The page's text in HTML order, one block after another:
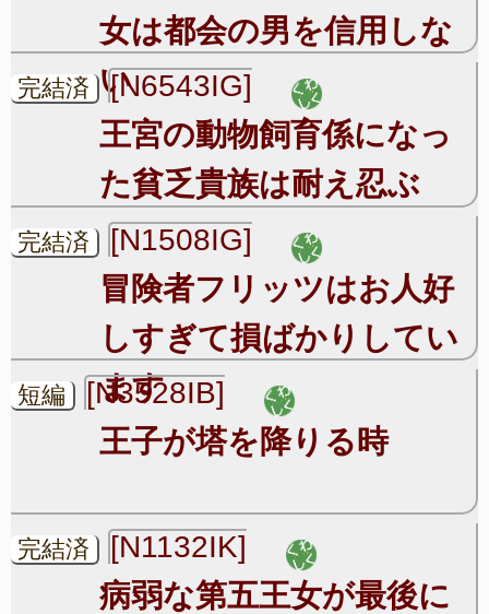
女は都会の男を信用しな
い
完結済 [N6543IG]
王宮の動物飼育係になっ
た貧乏貴族は耐え忍ぶ
完結済 [N1508IG]
冒険者フリッツはお人好
しすぎて損ばかりしてい
ます
短編 [N3528IB]
王子が塔を降りる時
完結済 [N1132IK]
病弱な第五王女が最後に